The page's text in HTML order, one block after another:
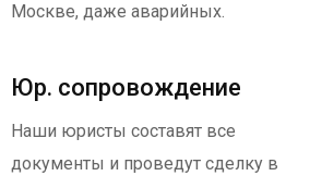
Москве, даже аварийных.
Юр. сопровождение
Наши юристы составят все
документы и проведут сделку в